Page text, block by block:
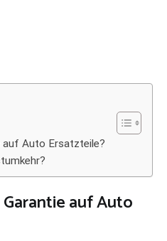
auf Auto Ersatzteile?
auf Auto